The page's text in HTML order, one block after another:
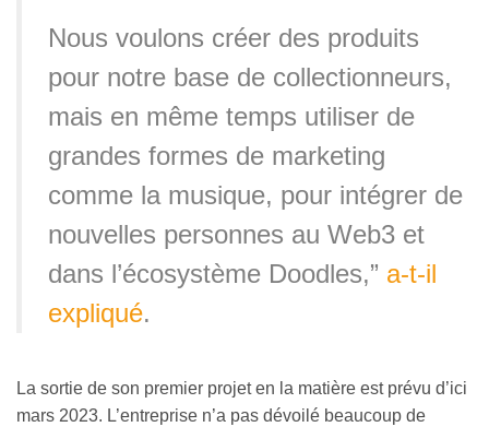
Nous voulons créer des produits
pour notre base de collectionneurs,
mais en même temps utiliser de
grandes formes de marketing
comme la musique, pour intégrer de
nouvelles personnes au Web3 et
dans l’écosystème Doodles,” a-t-il
expliqué.
La sortie de son premier projet en la matière est prévu d’ici
mars 2023. L’entreprise n’a pas dévoilé beaucoup de